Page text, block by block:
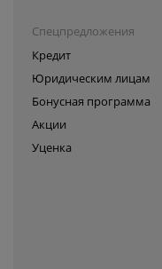
Спецпредложения
Кредит
Юридическим лицам
Бонусная программа
Акции
Уценка